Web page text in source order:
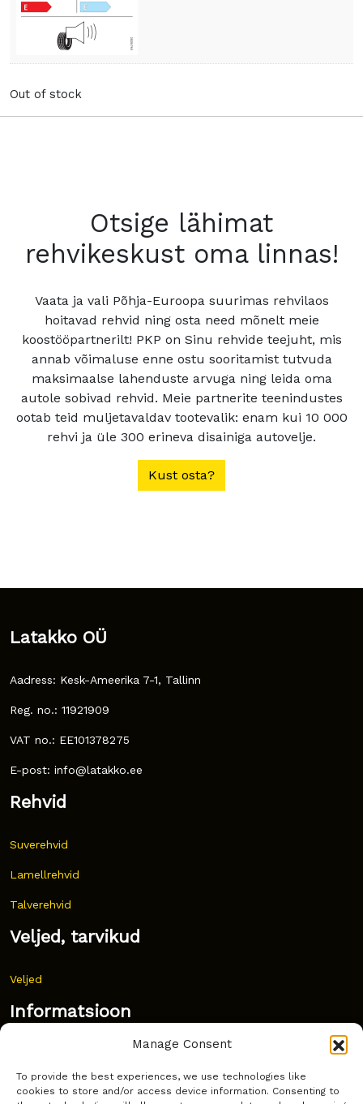
Manage Consent
To provide the best experiences, we use technologies like
cookies to store and/or access device information. Consenting to
Out of stock
Otsige lähimat
rehvikeskust oma linnas!
Vaata ja vali Põhja-Euroopa suurimas rehvilaos
hoitavad rehvid ning osta need mõnelt meie
koostööpartnerilt! PKP on Sinu rehvide teejuht, mis
annab võimaluse enne ostu sooritamist tutvuda
maksimaalse lahenduste arvuga ning leida oma
autole sobivad rehvid. Meie partnerite teenindustes
ootab teid muljetavaldav tootevalik: enam kui 10 000
rehvi ja üle 300 erineva disainiga autovelje.
Kust osta?
Latakko OÜ
Aadress: Kesk-Ameerika 7-1, Tallinn
Reg. no.: 11921909
VAT no.: EE101378275
E-post: info@latakko.ee
Rehvid
Suverehvid
Lamellrehvid
Talverehvid
Veljed, tarvikud
Veljed
Informatsioon
Korduma kippuvad küsimused